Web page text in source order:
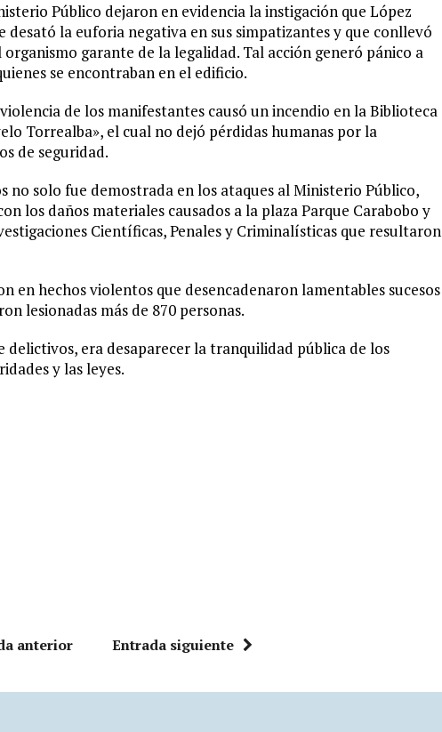
Público dejaron en evidencia la instigación que López
desató la euforia negativa en sus simpatizantes y que conllevó
garante de la legalidad. Tal acción generó pánico a
se encontraban en el edificio.
de los manifestantes causó un incendio en la Biblioteca
Torrealba», el cual no dejó pérdidas humanas por la
de seguridad.
no solo fue demostrada en los ataques al Ministerio Público,
los daños materiales causados a la plaza Parque Carabobo y
Científicas, Penales y Criminalísticas que resultaron
en hechos violentos que desencadenaron lamentables sucesos
lesionadas más de 870 personas.
era desaparecer la tranquilidad pública de los
y las leyes.
anterior Entrada siguiente